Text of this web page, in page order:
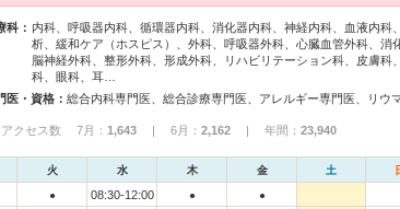
科： 内科、呼吸器内科、循環器内科、消化器内科、神経内科、血液内科
析、緩和ケア（ホスピス）、外科、呼吸器外科、心臓血管外科、消
脳神経外科、整形外科、形成外科、リハビリテーション科、皮膚科
科、眼科、耳…
医・資格：
アクセス数 7月： 1,643 | 6月： 2,162 | 年間： 23,940
火 水 木 金 土
● 08:30-12:00 ● ●